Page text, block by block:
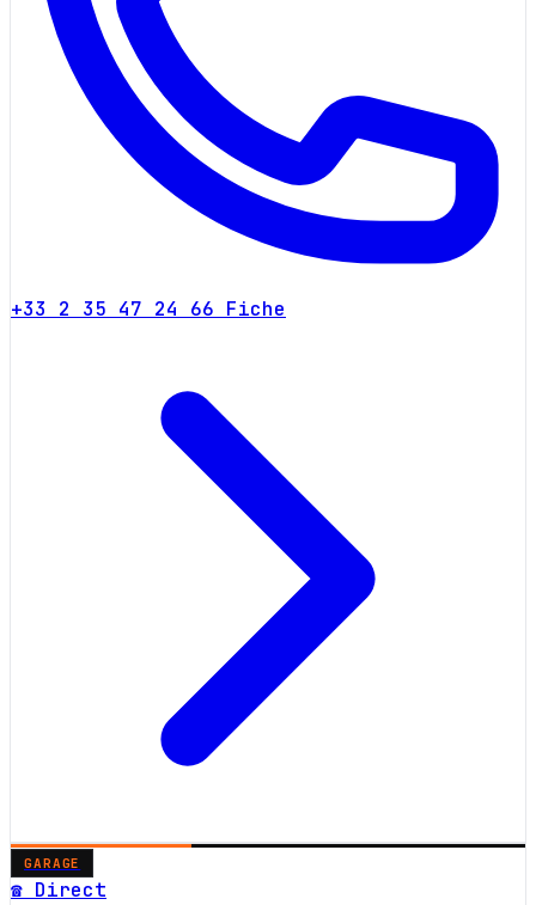
+33 2 35 47 24 66 Fiche
GARAGE
☎ Direct